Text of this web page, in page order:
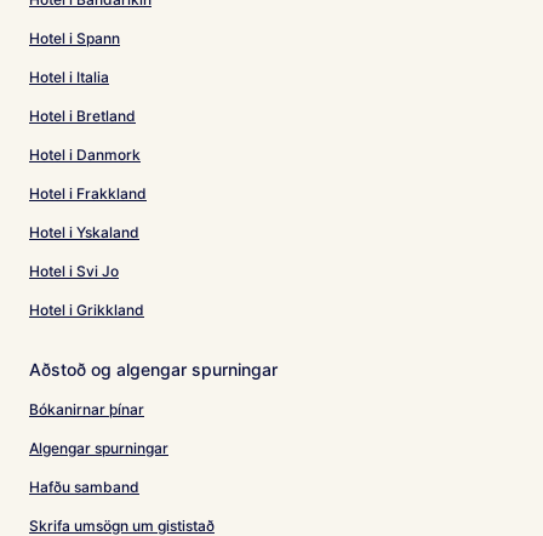
Hotel i Spann
Hotel i Italia
Hotel i Bretland
Hotel i Danmork
Hotel i Frakkland
Hotel i Yskaland
Hotel i Svi Jo
Hotel i Grikkland
Aðstoð og algengar spurningar
Bókanirnar þínar
Algengar spurningar
Hafðu samband
Skrifa umsögn um gististað